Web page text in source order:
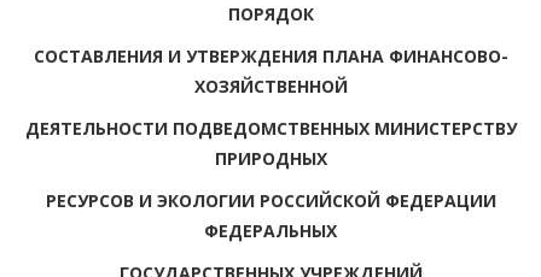
ПОРЯДОК
СОСТАВЛЕНИЯ И УТВЕРЖДЕНИЯ ПЛАНА ФИНАНСОВО-
ХОЗЯЙСТВЕННОЙ
ДЕЯТЕЛЬНОСТИ ПОДВЕДОМСТВЕННЫХ МИНИСТЕРСТВУ
ПРИРОДНЫХ
РЕСУРСОВ И ЭКОЛОГИИ РОССИЙСКОЙ ФЕДЕРАЦИИ
ФЕДЕРАЛЬНЫХ